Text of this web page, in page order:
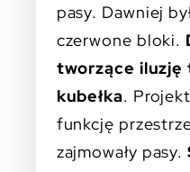
pasy. Dawniej
czerwone bloki.
tworzące iluzję
kubełka.
funkcję
zajmowały pasy.